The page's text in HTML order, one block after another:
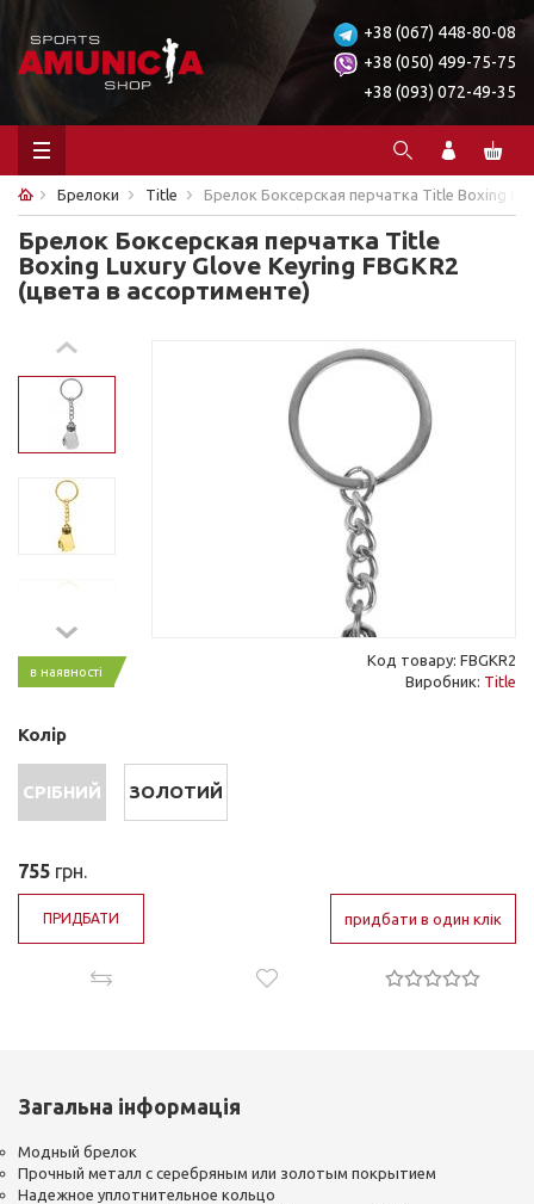
+38 (067) 448-80-08
+38 (050) 499-75-75
+38 (093) 072-49-35
Брелоки Title Брелок Боксерская перчатка Title Boxing
Брелок Боксерская перчатка Title
Boxing Luxury Glove Keyring FBGKR2
(цвета в ассортименте)
в наявності
Код товару: FBGKR2
Виробник: Title
Колір
СРІБНИЙ ЗОЛОТИЙ
755 грн.
ПРИДБАТИ придбати в один клік
Загальна інформація
Модный брелок
Прочный металл с серебряным или золотым покрытием
Надежное уплотнительное кольцо